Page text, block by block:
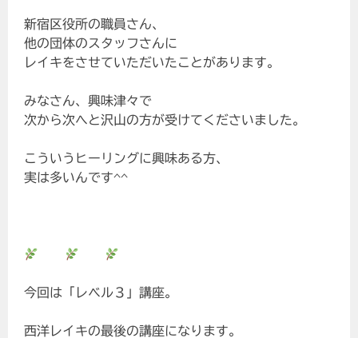
新宿区役所の職員さん、
他の団体のスタッフさんに
レイキをさせていただいたことがあります。
みなさん、興味津々で
次から次へと沢山の方が受けてくださいました。
こういうヒーリングに興味ある方、
実は多いんです^^
今回は「レベル３」講座。
西洋レイキの最後の講座になります。